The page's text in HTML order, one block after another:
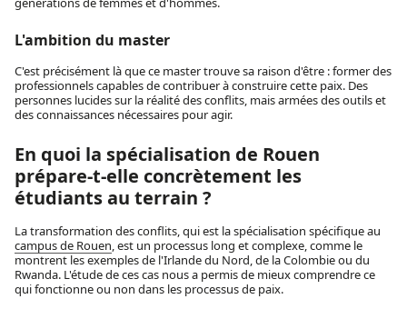
L'ambition du master
C'est précisément là que ce master trouve sa raison d'être : former des
professionnels capables de contribuer à construire cette paix. Des
personnes lucides sur la réalité des conflits, mais armées des outils et
des connaissances nécessaires pour agir.
En quoi la spécialisation de Rouen
prépare-t-elle concrètement les
étudiants au terrain ?
La transformation des conflits, qui est la spécialisation spécifique au
campus de Rouen, est un processus long et complexe, comme le
montrent les exemples de l'Irlande du Nord, de la Colombie ou du
Rwanda. L'étude de ces cas nous a permis de mieux comprendre ce
qui fonctionne ou non dans les processus de paix.